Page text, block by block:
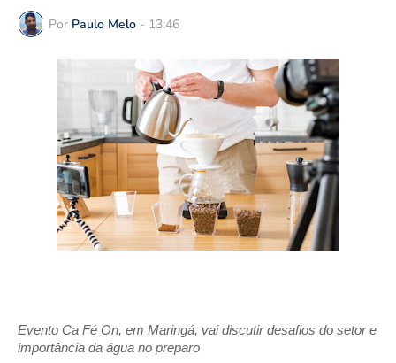
Por Paulo Melo - 13:46
Evento Ca Fé On, em Maringá, vai discutir desafios do setor e
importância da água no preparo